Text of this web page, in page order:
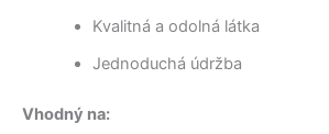
Kvalitná a odolná látka
Jednoduchá údržba
Vhodný na: